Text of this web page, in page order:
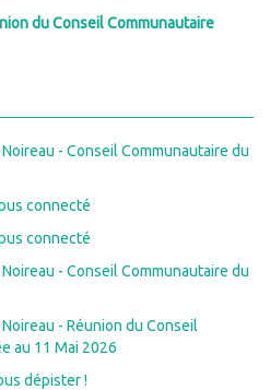
du Conseil Communautaire
- Conseil Communautaire du
connecté
connecté
- Conseil Communautaire du
- Réunion du Conseil
au 11 Mai 2026
dépister !